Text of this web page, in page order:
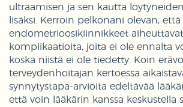
ultraamisen ja sen kautta
lisäksi. Kerroin pelkonani olevan,
endometrioosikiinnikkeet aiheuttavat
komplikaatioita, joita ei ole ennalta
koska niistä ei ole tiedetty. Koin
terveydenhoitajan kertoessa
synnytystapa-arvioita edeltävää
että voin lääkärin kanssa keskustella